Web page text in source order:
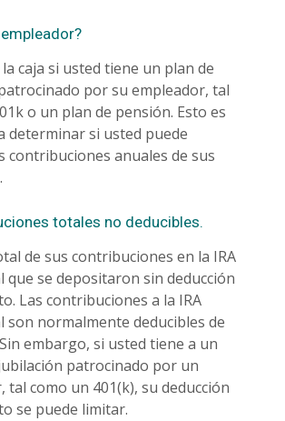
la caja si usted tiene un plan de
por su empleador, tal
o un plan de pensión. Esto es
determinar si usted puede
contribuciones anuales de sus
totales no deducibles.
de sus contribuciones en la IRA
que se depositaron sin deducción
Las contribuciones a la IRA
son normalmente deducibles de
embargo, si usted tiene a un
patrocinado por un
tal como un 401(k), su deducción
se puede limitar.